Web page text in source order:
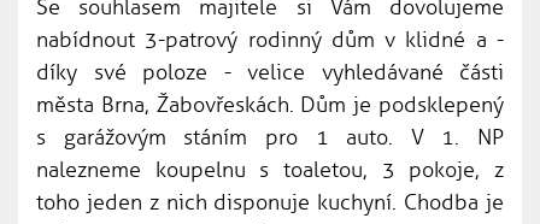
Se souhlasem majitele si Vám dovolujeme
nabídnout 3-patrový rodinný dům v klidné a -
díky své poloze - velice vyhledávané části
města Brna, Žabovřeskách. Dům je podsklepený
s garážovým stáním pro 1 auto. V 1. NP
nalezneme koupelnu s toaletou, 3 pokoje, z
toho jeden z nich disponuje kuchyní. Chodba je